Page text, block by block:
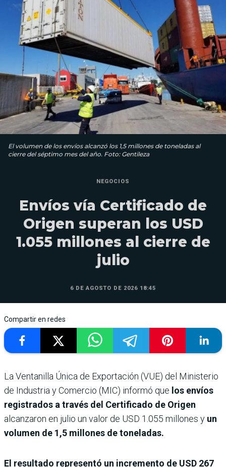
El volumen de los envíos alcanzó los 1,5 millones de toneladas al
cierre del séptimo mes del año. Foto: Gentileza
NEGOCIOS
Envíos vía Certificado de
Origen superan los USD
1.055 millones al cierre de
julio
6 DE AGOSTO DE 2026 18:45
Compartir en redes
La Ventanilla Única de Exportación (VUE) del Ministerio
de Industria y Comercio (MIC) informó que los envíos
registrados a través del Certificado de Origen
alcanzaron en julio un valor de USD 1.055 millones y un
volumen de 1,5 millones de toneladas.
El resultado representó un incremento de USD 267